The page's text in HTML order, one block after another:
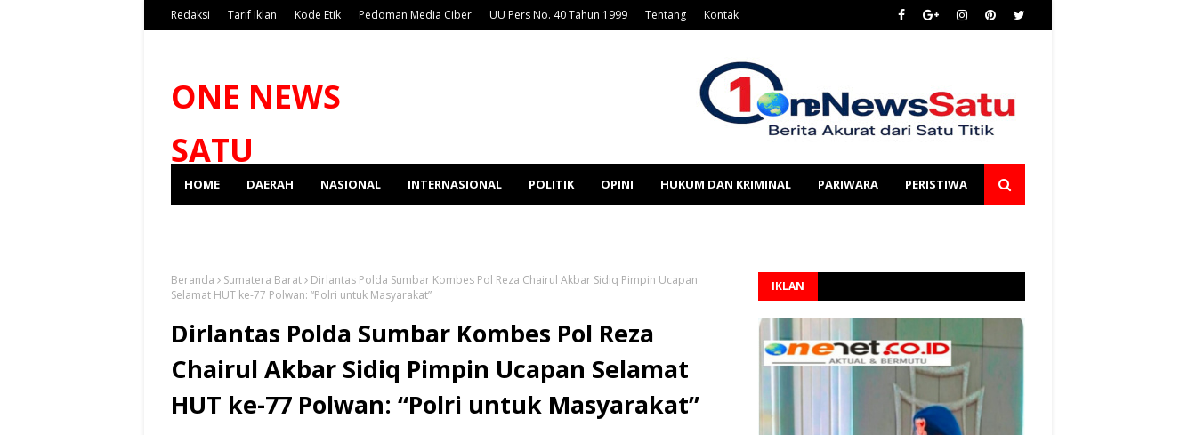
Redaksi Tarif Iklan Kode Etik Pedoman Media Ciber UU Pers No. 40 Tahun 1999 Tentang Kontak
ONE NEWS
SATU
HOME DAERAH NASIONAL INTERNASIONAL POLITIK OPINI HUKUM DAN KRIMINAL PARIWARA PERISTIWA
Beranda Sumatera Barat
Dirlantas Polda Sumbar Kombes Pol Reza Chairul Akbar Sidiq Pimpin Ucapan
Selamat HUT ke-77 Polwan: “Polri untuk Masyarakat”
Dirlantas Polda Sumbar Kombes Pol Reza
Chairul Akbar Sidiq Pimpin Ucapan Selamat
HUT ke-77 Polwan: “Polri untuk Masyarakat”
IKLAN